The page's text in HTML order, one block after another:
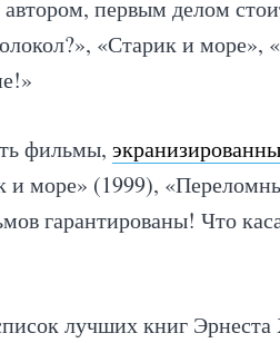
первым делом
«Старик и море»,
фильмы,
и море» (1999),
гарантированы! Что
лучших книг Эрнеста